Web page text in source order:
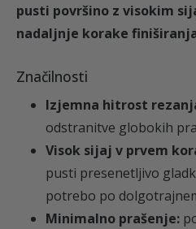
o
l
č
pusti površino z visokim
nadaljnje korake
Značilnosti
Izjemna hitrost
odstranitve globokih
Visok sijaj v prvem
pusti presenetljivo
potrebo po
Minimalno prašenje: